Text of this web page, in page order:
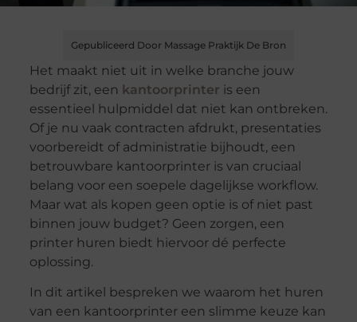
Gepubliceerd Door Massage Praktijk De Bron
Het maakt niet uit in welke branche jouw
bedrijf zit, een kantoorprinter is een
essentieel hulpmiddel dat niet kan ontbreken.
Of je nu vaak contracten afdrukt, presentaties
voorbereidt of administratie bijhoudt, een
betrouwbare kantoorprinter is van cruciaal
belang voor een soepele dagelijkse workflow.
Maar wat als kopen geen optie is of niet past
binnen jouw budget? Geen zorgen, een
printer huren biedt hiervoor dé perfecte
oplossing.
In dit artikel bespreken we waarom het huren
van een kantoorprinter een slimme keuze kan